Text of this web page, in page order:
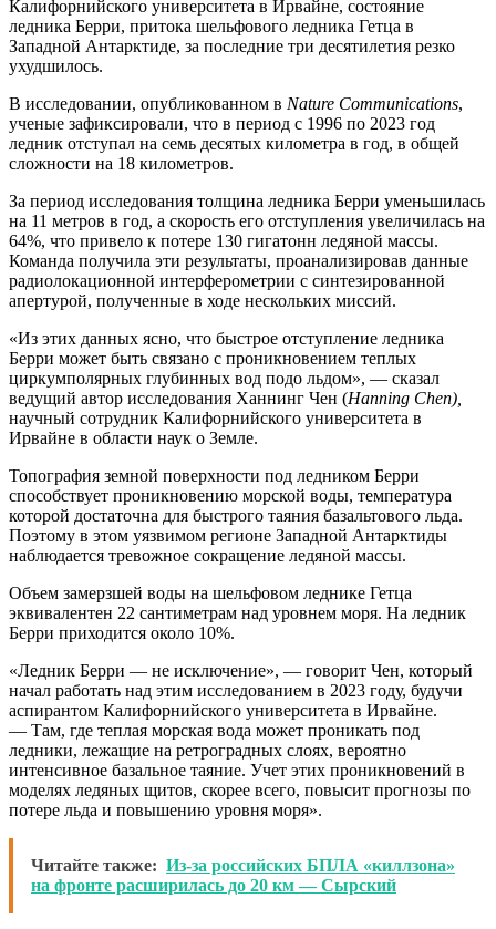
Калифорнийского университета в Ирвайне, состояние
ледника Берри, притока шельфового ледника Гетца в
Западной Антарктиде, за последние три десятилетия резко
ухудшилось.
В исследовании, опубликованном в Nature Communications,
ученые зафиксировали, что в период с 1996 по 2023 год
ледник отступал на семь десятых километра в год, в общей
сложности на 18 километров.
За период исследования толщина ледника Берри уменьшилась
на 11 метров в год, а скорость его отступления увеличилась на
64%, что привело к потере 130 гигатонн ледяной массы.
Команда получила эти результаты, проанализировав данные
радиолокационной интерферометрии с синтезированной
апертурой, полученные в ходе нескольких миссий.
«Из этих данных ясно, что быстрое отступление ледника
Берри может быть связано с проникновением теплых
циркумполярных глубинных вод подо льдом», — сказал
ведущий автор исследования Ханнинг Чен (Hanning Chen),
научный сотрудник Калифорнийского университета в
Ирвайне в области наук о Земле.
Топография земной поверхности под ледником Берри
способствует проникновению морской воды, температура
которой достаточна для быстрого таяния базальтового льда.
Поэтому в этом уязвимом регионе Западной Антарктиды
наблюдается тревожное сокращение ледяной массы.
Объем замерзшей воды на шельфовом леднике Гетца
эквивалентен 22 сантиметрам над уровнем моря. На ледник
Берри приходится около 10%.
«Ледник Берри — не исключение», — говорит Чен, который
начал работать над этим исследованием в 2023 году, будучи
аспирантом Калифорнийского университета в Ирвайне.
— Там, где теплая морская вода может проникать под
ледники, лежащие на ретроградных слоях, вероятно
интенсивное базальное таяние. Учет этих проникновений в
моделях ледяных щитов, скорее всего, повысит прогнозы по
потере льда и повышению уровня моря».
Читайте также: Из-за российских БПЛА «киллзона»
на фронте расширилась до 20 км — Сырский